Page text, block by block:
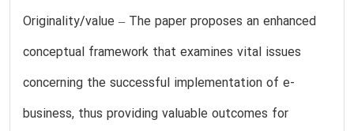
Originality/value – The paper proposes an enhanced
conceptual framework that examines vital issues
concerning the successful implementation of e-
business, thus providing valuable outcomes for